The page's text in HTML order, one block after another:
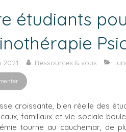
étudiants
2021 Ressources & vous
croissante, bien réelle des
familiaux et vie sociale
tourne au cauchemar, de